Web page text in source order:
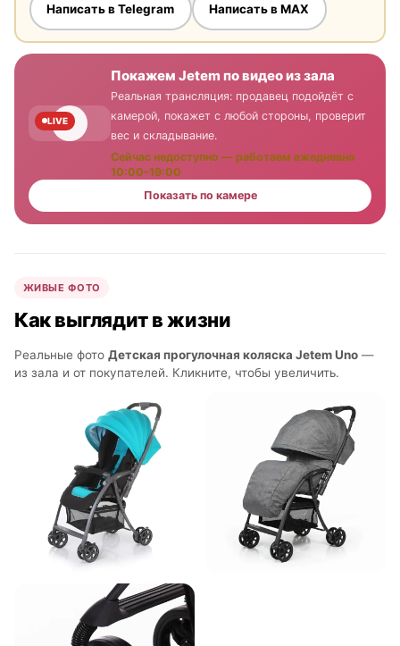
Написать в Telegram Написать в MAX
LIVE
Покажем Jetem по видео из зала
Реальная трансляция: продавец подойдёт с
камерой, покажет с любой стороны, проверит
вес и складывание.
Сейчас недоступно — работаем ежедневно
10:00–19:00
Показать по камере
ЖИВЫЕ ФОТО
Как выглядит в жизни
Реальные фото Детская прогулочная коляска Jetem Uno —
из зала и от покупателей. Кликните, чтобы увеличить.